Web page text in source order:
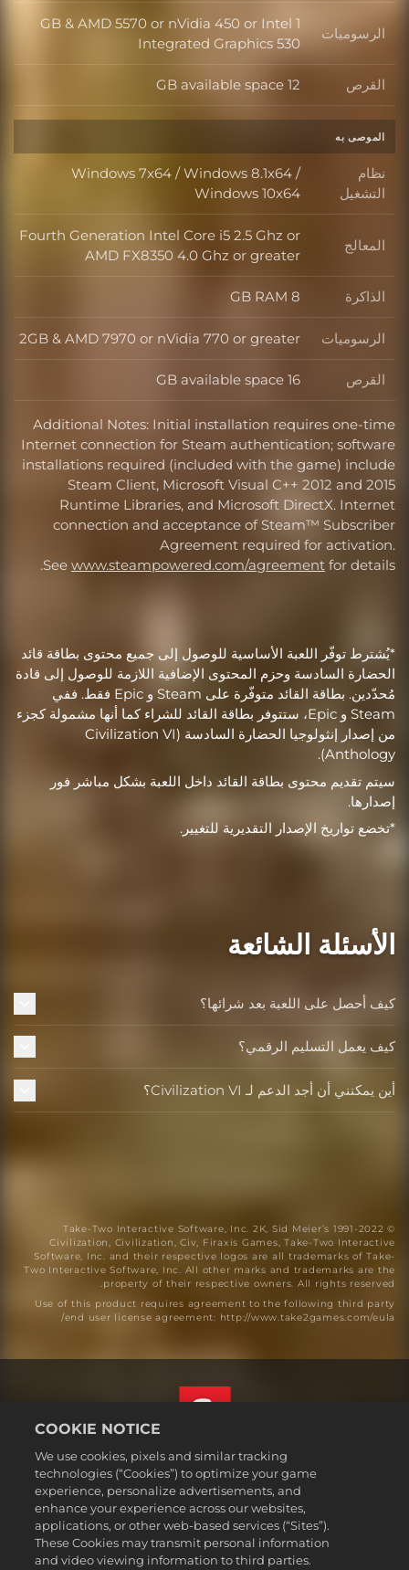
الرسوميات الرسوميات
1 GB & AMD 5570 or nVidia 450 or Intel
Integrated Graphics 530
القرص القرص
12 GB available space
الموصى به
نظام
التشغيل
نظام التشغيل
Windows 7x64 / Windows 8.1x64 /
Windows 10x64
المعالج المعالج
Fourth Generation Intel Core i5 2.5 Ghz or
AMD FX8350 4.0 Ghz or greater
الذاكرة الذاكرة
8 GB RAM
الرسوميات الرسوميات
2GB & AMD 7970 or nVidia 770 or greater
القرص القرص
16 GB available space
Additional Notes: Initial installation requires one-time
Internet connection for Steam authentication; software
installations required (included with the game) include
Steam Client, Microsoft Visual C++ 2012 and 2015
Runtime Libraries, and Microsoft DirectX. Internet
connection and acceptance of Steam™ Subscriber
Agreement required for activation.
See www.steampowered.com/agreement for details.
*يُشترط توفّر اللعبة الأساسية للوصول إلى جميع محتوى بطاقة قائد
الحضارة السادسة وحزم المحتوى الإضافية اللازمة للوصول إلى قادة
مُحدّدين. بطاقة القائد متوفّرة على Steam و Epic فقط. ففي
Steam و Epic، ستتوفر بطاقة القائد للشراء كما أنها مشمولة كجزء
من إصدار إنثولوجيا الحضارة السادسة (Civilization VI
Anthology).
سيتم تقديم محتوى بطاقة القائد داخل اللعبة بشكل مباشر فور
إصدارها.
*تخضع تواريخ الإصدار التقديرية للتغيير.
الأسئلة الشائعة
كيف أحصل على اللعبة بعد شرائها؟
كيف يعمل التسليم الرقمي؟
أين يمكنني أن أجد الدعم لـ Civilization VI؟
© 1991-2022 Take-Two Interactive Software, Inc. 2K, Sid Meier’s
Civilization, Civilization, Civ, Firaxis Games, Take-Two Interactive
Software, Inc. and their respective logos are all trademarks of Take-
Two Interactive Software, Inc. All other marks and trademarks are the
property of their respective owners. All rights reserved.
Use of this product requires agreement to the following third party
end user license agreement: http://www.take2games.com/eula/
القسم القانوني
سياسة الخصوصية
سياسة ملفات تعريف الارتباط
Support
العربية
COOKIE NOTICE
We use cookies, pixels and similar tracking
technologies (“Cookies”) to optimize your game
experience, personalize advertisements, and
enhance your experience across our websites,
applications, or other web-based services (“Sites”).
These Cookies may transmit personal information
and video viewing information to third parties.